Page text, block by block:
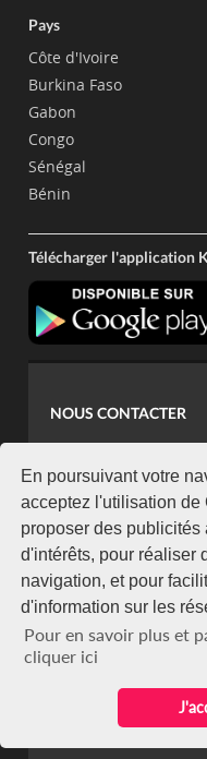
En poursuivant votre
acceptez l'utilisation de
proposer des publicités
d'intérêts, pour réaliser
navigation, et pour
d'information sur les
Pour en savoir plus et
cliquer ici
Pays
Côte d'Ivoire
Burkina Faso
Gabon
Congo
Sénégal
Bénin
Télécharger l'application
NOUS CONTACTER
koaci@yahoo.fr
+225 07 08 85
NEWSLETTER
Restez connecté via
S'abonner
Se désabonner